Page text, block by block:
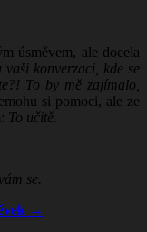
úsměvem, ale docela
konverzaci, kde se
To by mě zajímalo,
si pomoci, ale ze
To učitě.
se.
→